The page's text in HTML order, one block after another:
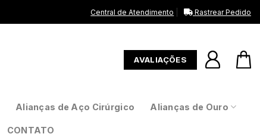
Central de Atendimento Rastrear Pedido
AVALIAÇÕES
Alianças de Aço Cirúrgico Alianças de Ouro
CONTATO